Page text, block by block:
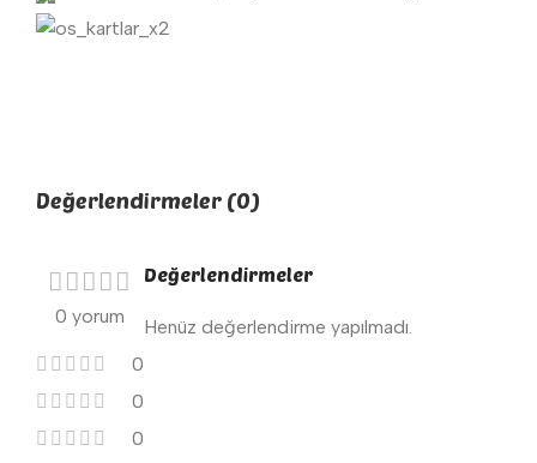
Değerlendirmeler (0)
0 yorum
0
0
0
Değerlendirmeler
Henüz değerlendirme yapılmadı.